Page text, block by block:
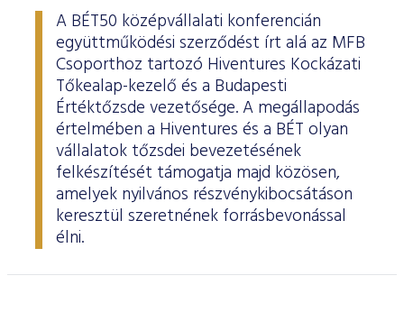
A BÉT50 középvállalati konferencián
együttműködési szerződést írt alá az MFB
Csoporthoz tartozó Hiventures Kockázati
Tőkealap-kezelő és a Budapesti
Értéktőzsde vezetősége. A megállapodás
értelmében a Hiventures és a BÉT olyan
vállalatok tőzsdei bevezetésének
felkészítését támogatja majd közösen,
amelyek nyilvános részvénykibocsátáson
keresztül szeretnének forrásbevonással
élni.